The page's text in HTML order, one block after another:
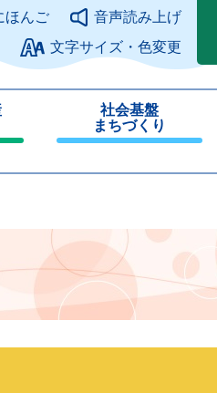
ページの本文へ
ほんご
音声読み上げ
文字サイズ・色変更
社会基盤
まちづくり
じ